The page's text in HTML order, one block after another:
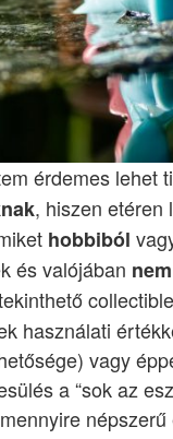
érdemes lehet
, hiszen etéren
hobbiból
és valójában
használati
vagy
a “sok az